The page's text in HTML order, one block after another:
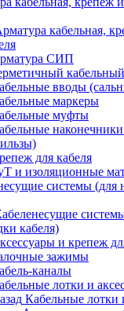
кабельная,
СИП
вводы
маркеры
муфты
для кабеля
и изоляционные
системы (для
кабеля)
и крепеж
зажимы
каналы
лотки и
Кабельные лотки